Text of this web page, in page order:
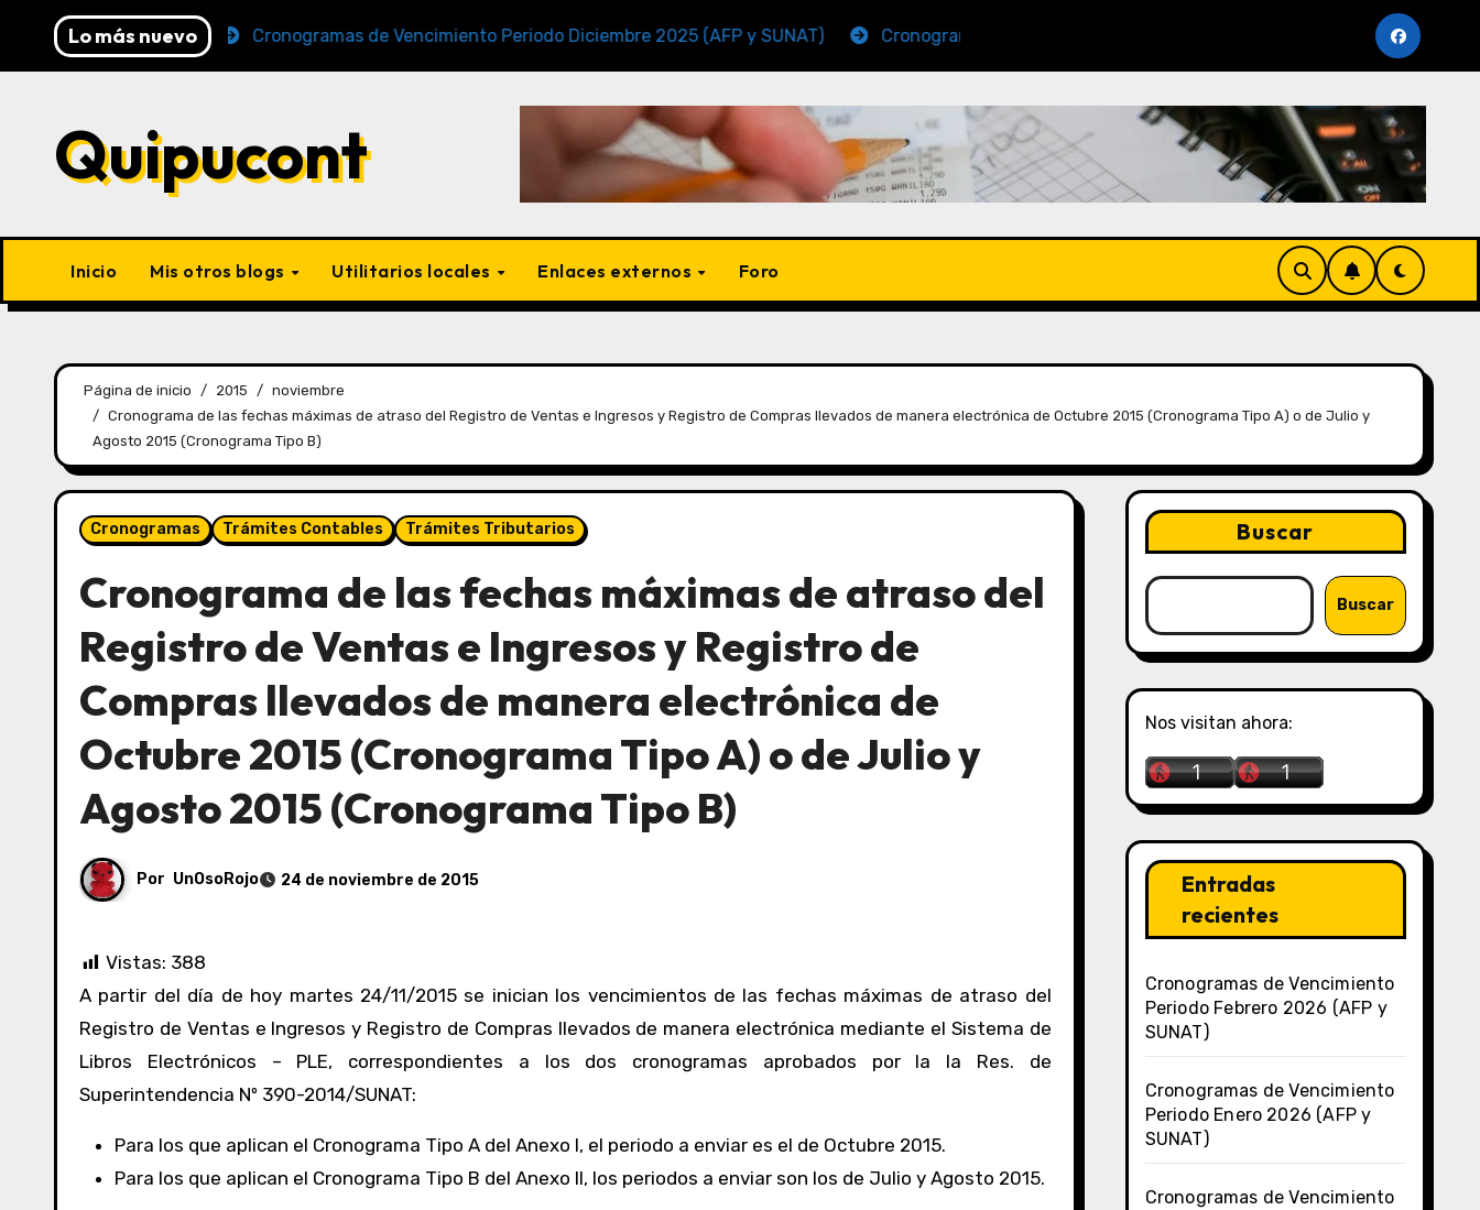
Lo más nuevo
y SUNAT) Cronogramas de Vencimiento Periodo Diciembre 2025 (AFP y SUNAT) Cronogramas de Vencimiento Periodo Noviembre 2025 (AFP y SUNAT)
Quipucont
Inicio Mis otros blogs Utilitarios locales Enlaces externos Foro
Página de inicio 2015
noviembre
Cronograma de las fechas máximas de atraso del Registro de Ventas e Ingresos y Registro de Compras llevados de manera electrónica de Octubre 2015 (Cronograma Tipo A) o de Julio y
Agosto 2015 (Cronograma Tipo B)
Cronogramas Trámites Contables Trámites Tributarios
Cronograma de las fechas máximas de atraso del
Registro de Ventas e Ingresos y Registro de
Compras llevados de manera electrónica de
Octubre 2015 (Cronograma Tipo A) o de Julio y
Agosto 2015 (Cronograma Tipo B)
Por UnOsoRojo 24 de noviembre de 2015
Vistas: 388
A partir del día de hoy martes 24/11/2015 se inician los vencimientos de las fechas máximas de atraso del
Registro de Ventas e Ingresos y Registro de Compras llevados de manera electrónica mediante el Sistema de
Libros Electrónicos – PLE, correspondientes a los dos cronogramas aprobados por la la Res. de
Superintendencia Nº 390-2014/SUNAT:
Para los que aplican el Cronograma Tipo A del Anexo I, el periodo a enviar es el de Octubre 2015.
Para los que aplican el Cronograma Tipo B del Anexo II, los periodos a enviar son los de Julio y Agosto 2015.
Buscar
Buscar
Nos visitan ahora:
Entradas
recientes
Cronogramas de Vencimiento
Periodo Febrero 2026 (AFP y
SUNAT)
Cronogramas de Vencimiento
Periodo Enero 2026 (AFP y
SUNAT)
Cronogramas de Vencimiento